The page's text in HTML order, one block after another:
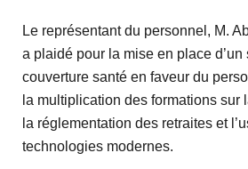
Le représentant du personnel, M.
a plaidé pour la mise en place d’un
couverture santé en faveur du
la multiplication des formations sur
la réglementation des retraites et
technologies modernes.